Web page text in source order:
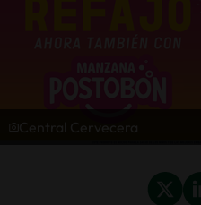
Central Cervecera